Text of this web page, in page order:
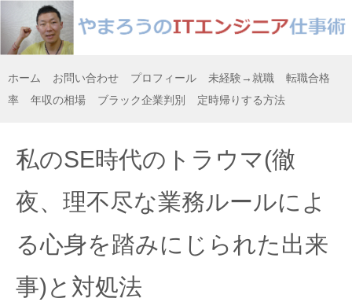
ホーム お問い合わせ プロフィール 未経験→就職
転職合格
率
年収の相場 ブラック企業判別 定時帰りする方法
私のSE時代のトラウマ(徹
夜、理不尽な業務ルールによ
る心身を踏みにじられた出来
事)と対処法